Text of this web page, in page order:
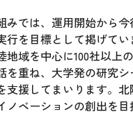
みでは、運用開始から今
行を目標として掲げて
地域を中心に100社以上
を重ね、大学発の研究シ
支援してまいります。
ノベーションの創出を